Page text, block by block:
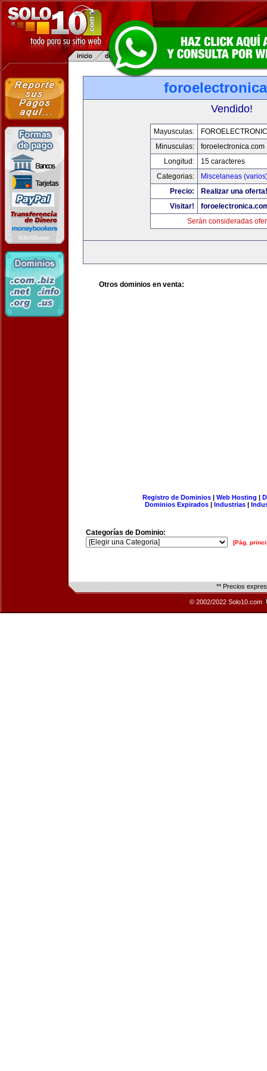
Vendido!
Mayusculas:
Minusculas:
foroelectronica.com
Longitud:
15 caracteres
Categorias:
Miscelaneas
Precio:
Realizar una oferta!
Visitar!
Serán consideradas
Otros dominios en venta:
Registro de Dominios| Web Hosting |
Dominios Expirados | Industrias |
Categorías de Dominio:
[Pág.
** Precios
© 2002/2022 Solo10.com